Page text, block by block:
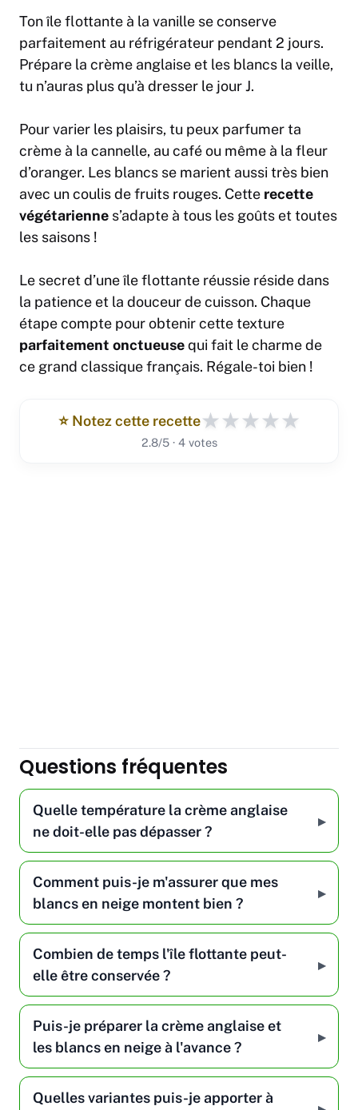
Ton île flottante à la vanille se conserve
parfaitement au réfrigérateur pendant 2 jours.
Prépare la crème anglaise et les blancs la veille,
tu n’auras plus qu’à dresser le jour J.
Pour varier les plaisirs, tu peux parfumer ta
crème à la cannelle, au café ou même à la fleur
d’oranger. Les blancs se marient aussi très bien
avec un coulis de fruits rouges. Cette recette
végétarienne s’adapte à tous les goûts et toutes
les saisons !
Le secret d’une île flottante réussie réside dans
la patience et la douceur de cuisson. Chaque
étape compte pour obtenir cette texture
parfaitement onctueusequi fait le charme de
ce grand classique français. Régale-toi bien !
⭐️ Notez cette recette★★★★★
2.8/5 · 4 votes
Questions fréquentes
Quelle température la crème anglaise
ne doit-elle pas dépasser ?
Comment puis-je m'assurer que mes
blancs en neige montent bien ?
Combien de temps l'île flottante peut-
elle être conservée ?
Puis-je préparer la crème anglaise et
les blancs en neige à l'avance ?
Quelles variantes puis-je apporter à